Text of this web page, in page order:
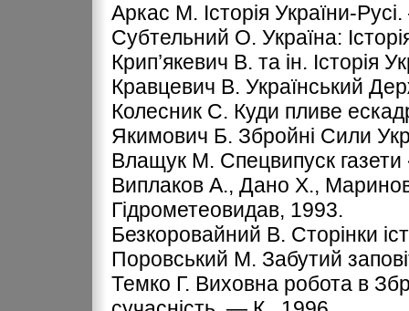
Аркас М. Історія України-
Субтельний О. Україна:
Крип’якевич В. та ін. Історія
Кравцевич В. Український
Колесник С. Куди пливе
Якимович Б. Збройні Сили
Влащук М. Спецвипуск
Виплаков А., Дано Х.,
Гідрометеовидав, 1993.
Безкоровайний В. Сторінки
Поровський М. Забутий
Темко Г. Виховна робота в